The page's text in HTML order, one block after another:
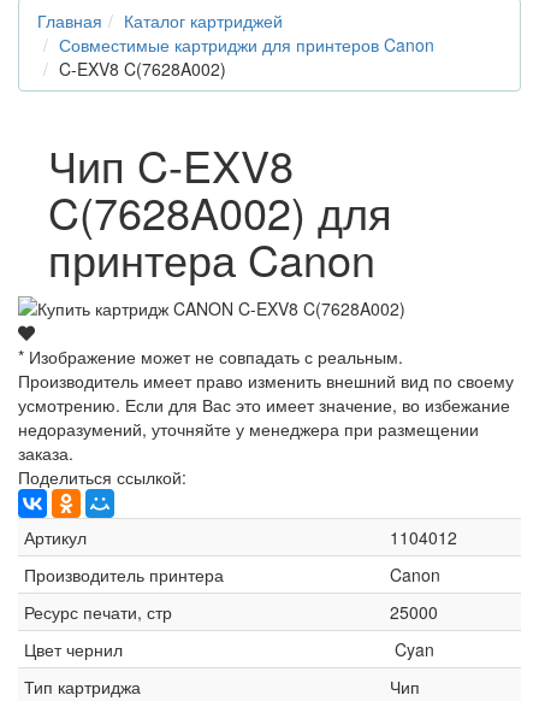
Главная
Каталог картриджей
Совместимые картриджи для принтеров Canon
C-EXV8 C(7628A002)
Чип C-EXV8
C(7628A002) для
принтера Canon
* Изображение может не совпадать с реальным.
Производитель имеет право изменить внешний вид по своему
усмотрению. Если для Вас это имеет значение, во избежание
недоразумений, уточняйте у менеджера при размещении
заказа.
Поделиться ссылкой:
Артикул
1104012
Производитель принтера
Canon
Ресурс печати, стр
25000
Цвет чернил
Cyan
Тип картриджа
Чип